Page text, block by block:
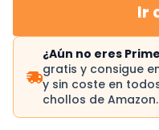
Ir
¿Aún no eres
gratis y consigue
y sin coste en
chollos de Amazon.